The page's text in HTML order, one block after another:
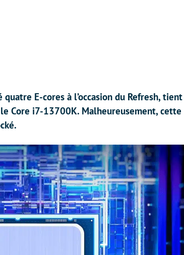
quatre E-cores à l’occasion du Refresh,
Core i7-13700K. Malheureusement, cette